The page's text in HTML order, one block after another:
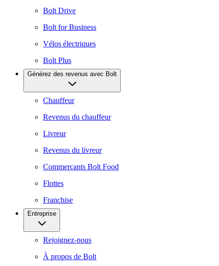
Bolt Drive
Bolt for Business
Vélos électriques
Bolt Plus
Générez des revenus avec Bolt
Chauffeur
Revenus du chauffeur
Livreur
Revenus du livreur
Commerçants Bolt Food
Flottes
Franchise
Entreprise
Rejoignez-nous
À propos de Bolt